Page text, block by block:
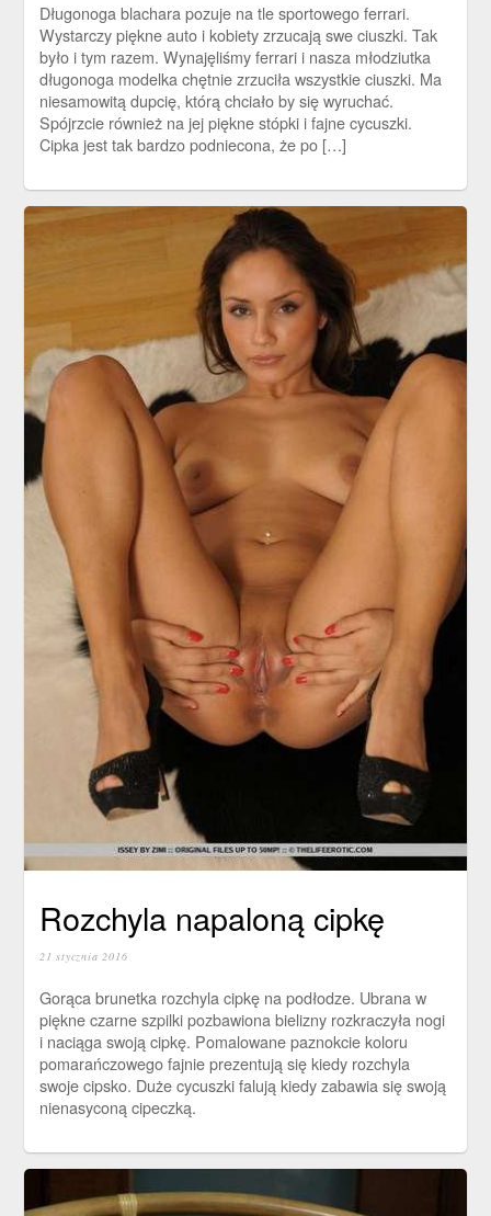
Długonoga blachara pozuje na tle sportowego ferrari.
Wystarczy piękne auto i kobiety zrzucają swe ciuszki. Tak
było i tym razem. Wynajęliśmy ferrari i nasza młodziutka
długonoga modelka chętnie zrzuciła wszystkie ciuszki. Ma
niesamowitą dupcię, którą chciało by się wyruchać.
Spójrzcie również na jej piękne stópki i fajne cycuszki.
Cipka jest tak bardzo podniecona, że po […]
Rozchyla napaloną cipkę
21 stycznia 2016
Gorąca brunetka rozchyla cipkę na podłodze. Ubrana w
piękne czarne szpilki pozbawiona bielizny rozkraczyła nogi
i naciąga swoją cipkę. Pomalowane paznokcie koloru
pomarańczowego fajnie prezentują się kiedy rozchyla
swoje cipsko. Duże cycuszki falują kiedy zabawia się swoją
nienasyconą cipeczką.